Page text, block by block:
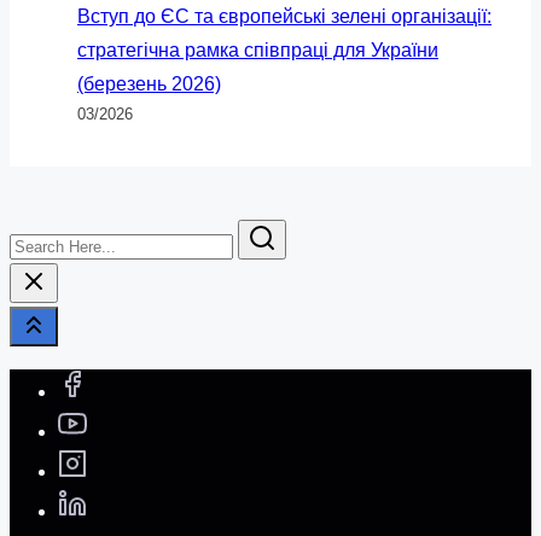
Вступ до ЄС та європейські зелені організації:
стратегічна рамка співпраці для України
(березень 2026)
03/2026
Search
Here...